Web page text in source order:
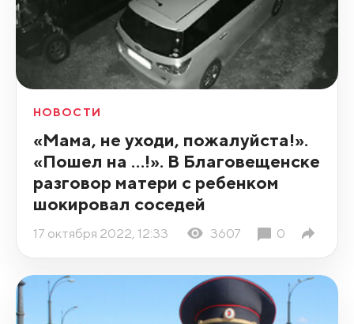
НОВОСТИ
«Мама, не уходи, пожалуйста!».
«Пошел на …!». В Благовещенске
разговор матери с ребенком
шокировал соседей
17 октября 2022, 12:33 3607 0